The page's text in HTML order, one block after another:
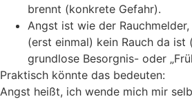
brennt (konkrete Gefahr).
Angst ist wie der
(erst einmal) kein Rauch da ist
grundlose Besorgnis- oder
Praktisch könnte das bedeuten:
Angst heißt, ich wende mich mir